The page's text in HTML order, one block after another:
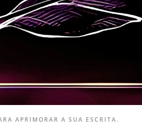
APRIMORAR A SUA ESCRITA.